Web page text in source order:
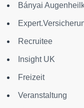
Bányai
Recruitee
Insight UK
Freizeit
Veranstaltung